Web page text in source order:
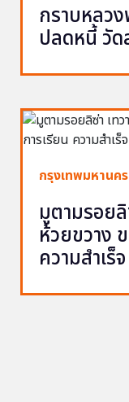
กราบหลว
ปลดหนี้ วั
กรุงเทพมหานค
มูตามรอย
ห้วยขวาง
ความสำเร็จ